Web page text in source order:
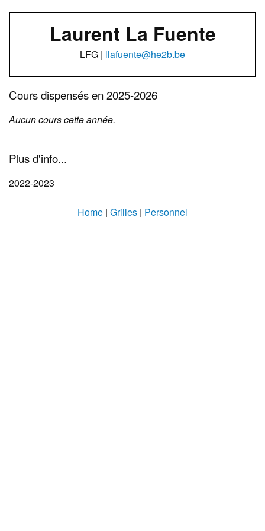
Laurent La Fuente
LFG | llafuente@he2b.be
Cours dispensés en 2025-2026
Aucun cours cette année.
Plus d'info...
2022-2023
Home | Grilles | Personnel